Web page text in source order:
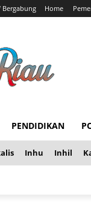
Bergabung Home
PENDIDIKAN
Inhu Inhil